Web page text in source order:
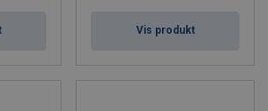
Vis produkt